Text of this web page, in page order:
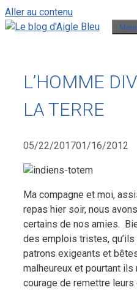
Aller au contenu
L’HOMME
LA TERRE
05/22/201701/16/2012
Ma compagne et moi,
repas hier soir, nous
certains de nos amies.
des emplois tristes, qu’ils
patrons exigeants et
malheureux et pourtant ils
courage de remettre